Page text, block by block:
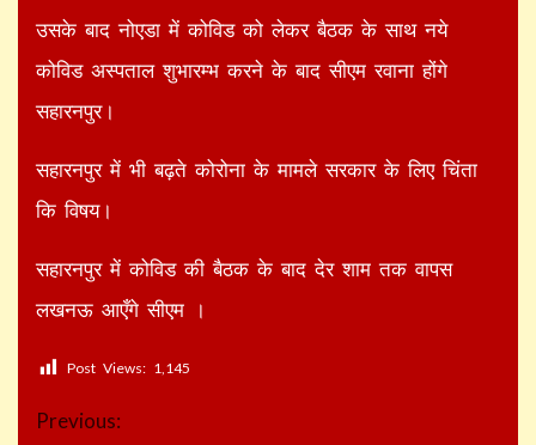
उसके बाद नोएडा में कोविड को लेकर बैठक के साथ नये
कोविड अस्पताल शुभारम्भ करने के बाद सीएम रवाना होंगे
सहारनपुर।
सहारनपुर में भी बढ़ते कोरोना के मामले सरकार के लिए चिंता
कि विषय।
सहारनपुर में कोविड की बैठक के बाद देर शाम तक वापस
लखनऊ आएँगे सीएम ।
Post Views: 1,145
Continue
Previous: